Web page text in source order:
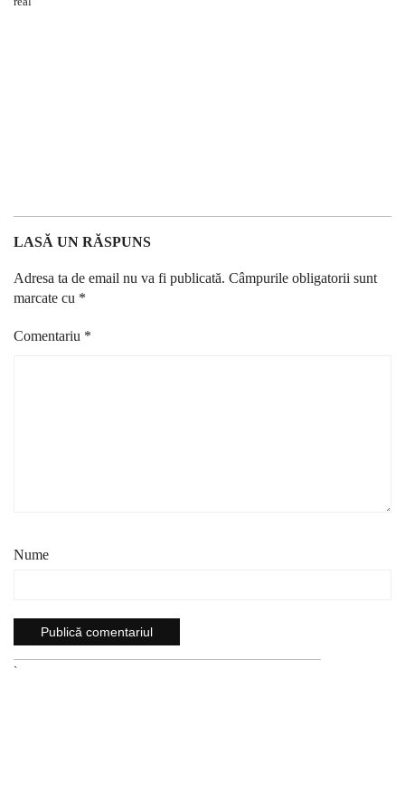
LASĂ UN RĂSPUNS
Adresa ta de email nu va fi publicată. Câmpurile obligatorii sunt
marcate cu *
Comentariu *
Nume
`